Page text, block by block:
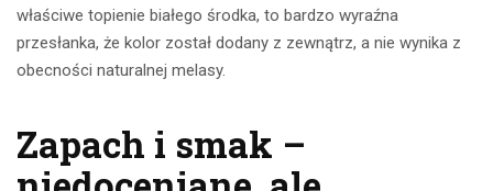
właściwe topienie białego środka, to bardzo wyraźna
przesłanka, że kolor został dodany z zewnątrz, a nie wynika z
obecności naturalnej melasy.
Zapach i smak –